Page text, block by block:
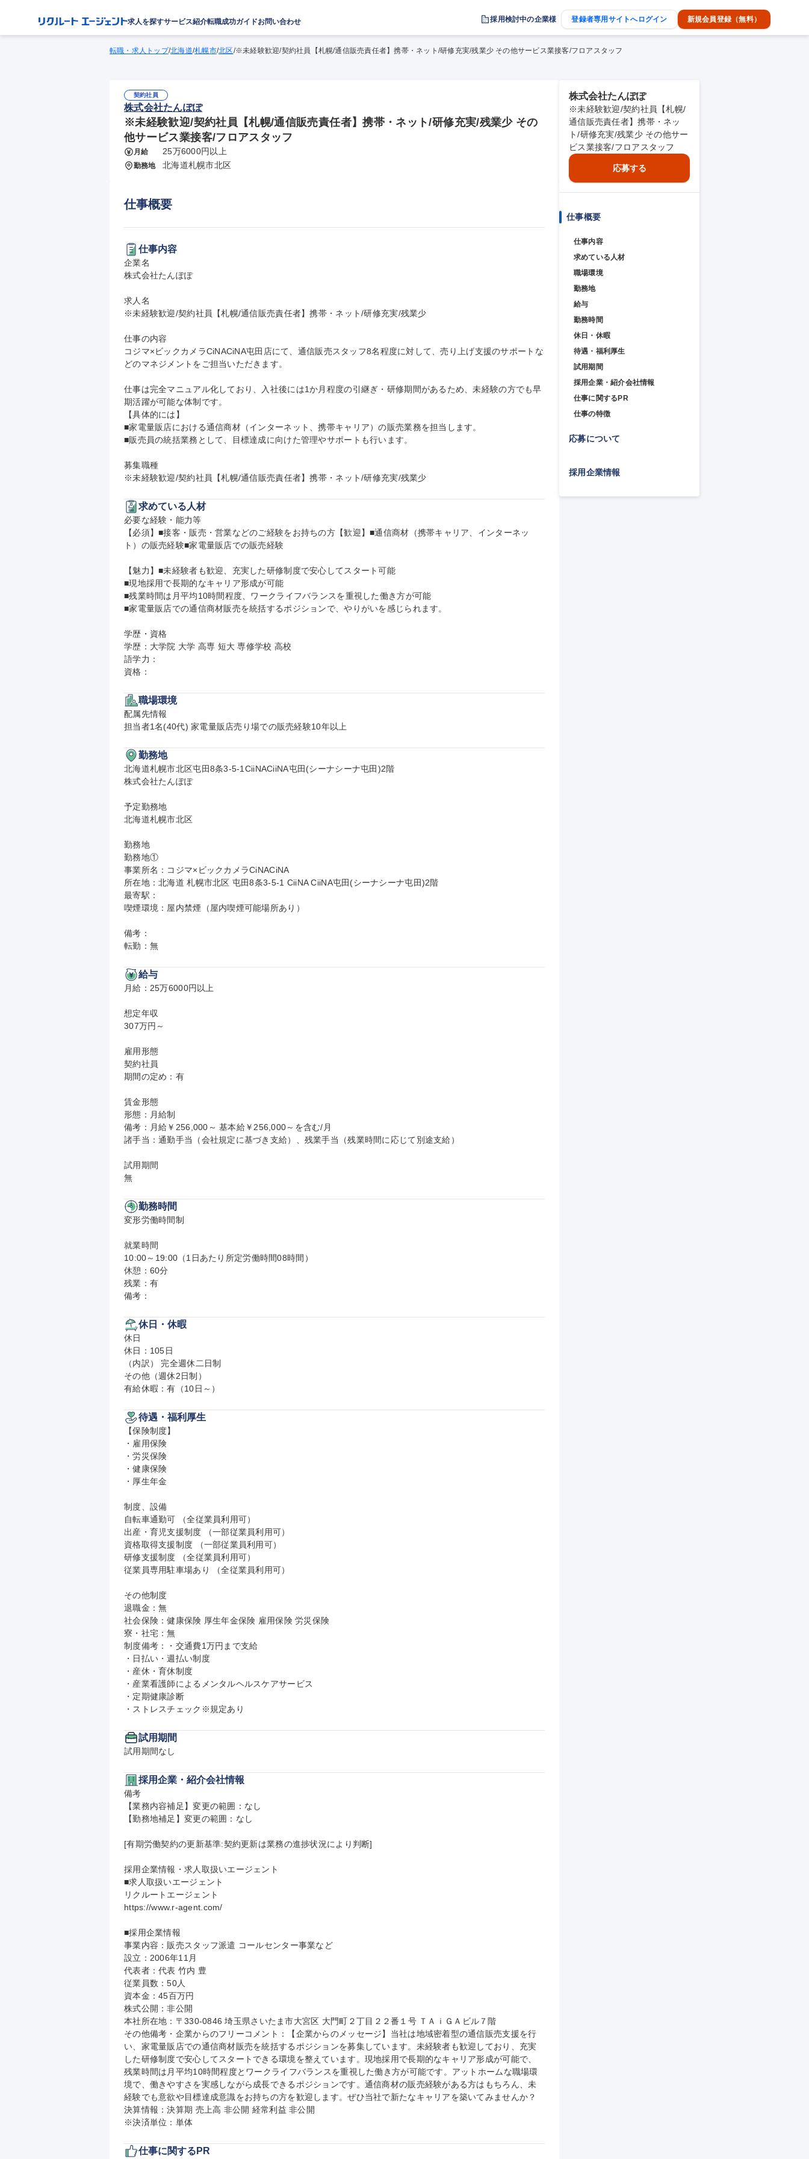
求人を探すサービス紹介転職成功ガイドお問い合わせ 採用検討中の企業様 登録者専用サイトへログイン 新規会員登録（無料）
転職・求人トップ/北海道/札幌市/北区/※未経験歓迎/契約社員【札幌/通信販売責任者】携帯・ネット/研修充実/残業少 その他サービス業接客/フロアスタッフ
契約社員
株式会社たんぽぽ
※未経験歓迎/契約社員【札幌/通信販売責任者】携帯・ネット/研修充実/残業少 その
他サービス業接客/フロアスタッフ
月給 25万6000円以上
勤務地 北海道札幌市北区
仕事概要
仕事内容
企業名
株式会社たんぽぽ
求人名
※未経験歓迎/契約社員【札幌/通信販売責任者】携帯・ネット/研修充実/残業少
仕事の内容
コジマ×ビックカメラCiNACiNA屯田店にて、通信販売スタッフ8名程度に対して、売り上げ支援のサポートな
どのマネジメントをご担当いただきます。
仕事は完全マニュアル化しており、入社後には1か月程度の引継ぎ・研修期間があるため、未経験の方でも早
期活躍が可能な体制です。
【具体的には】
■家電量販店における通信商材（インターネット、携帯キャリア）の販売業務を担当します。
■販売員の統括業務として、目標達成に向けた管理やサポートも行います。
募集職種
※未経験歓迎/契約社員【札幌/通信販売責任者】携帯・ネット/研修充実/残業少
求めている人材
必要な経験・能力等
【必須】■接客・販売・営業などのご経験をお持ちの方【歓迎】■通信商材（携帯キャリア、インターネッ
ト）の販売経験■家電量販店での販売経験
【魅力】■未経験者も歓迎、充実した研修制度で安心してスタート可能
■現地採用で長期的なキャリア形成が可能
■残業時間は月平均10時間程度、ワークライフバランスを重視した働き方が可能
■家電量販店での通信商材販売を統括するポジションで、やりがいを感じられます。
学歴・資格
学歴：大学院 大学 高専 短大 専修学校 高校
語学力：
資格：
職場環境
配属先情報
担当者1名(40代) 家電量販店売り場での販売経験10年以上
勤務地
北海道札幌市北区屯田8条3-5-1CiiNACiiNA屯田(シーナシーナ屯田)2階
株式会社たんぽぽ
予定勤務地
北海道札幌市北区
勤務地
勤務地①
事業所名：コジマ×ビックカメラCiNACiNA
所在地：北海道 札幌市北区 屯田8条3-5-1 CiiNA CiiNA屯田(シーナシーナ屯田)2階
最寄駅：
喫煙環境：屋内禁煙（屋内喫煙可能場所あり）
備考：
転勤：無
給与
月給：25万6000円以上
想定年収
307万円～
雇用形態
契約社員
期間の定め：有
賃金形態
形態：月給制
備考：月給￥256,000～ 基本給￥256,000～を含む/月
諸手当：通勤手当（会社規定に基づき支給）、残業手当（残業時間に応じて別途支給）
試用期間
無
勤務時間
変形労働時間制
就業時間
10:00～19:00（1日あたり所定労働時間08時間）
休憩：60分
残業：有
備考：
休日・休暇
休日
休日：105日
（内訳） 完全週休二日制
その他（週休2日制）
有給休暇：有（10日～）
待遇・福利厚生
【保険制度】
・雇用保険
・労災保険
・健康保険
・厚生年金
制度、設備
自転車通勤可 （全従業員利用可）
出産・育児支援制度 （一部従業員利用可）
資格取得支援制度 （一部従業員利用可）
研修支援制度 （全従業員利用可）
従業員専用駐車場あり （全従業員利用可）
その他制度
退職金：無
社会保険：健康保険 厚生年金保険 雇用保険 労災保険
寮・社宅：無
制度備考：・交通費1万円まで支給
・日払い・週払い制度
・産休・育休制度
・産業看護師によるメンタルヘルスケアサービス
・定期健康診断
・ストレスチェック※規定あり
試用期間
試用期間なし
採用企業・紹介会社情報
備考
【業務内容補足】変更の範囲：なし
【勤務地補足】変更の範囲：なし
[有期労働契約の更新基準:契約更新は業務の進捗状況により判断]
採用企業情報・求人取扱いエージェント
■求人取扱いエージェント
リクルートエージェント
https://www.r-agent.com/
■採用企業情報
事業内容：販売スタッフ派遣 コールセンター事業など
設立：2006年11月
代表者：代表 竹内 豊
従業員数：50人
資本金：45百万円
株式公開：非公開
本社所在地：〒330-0846 埼玉県さいたま市大宮区 大門町２丁目２２番１号 ＴＡｉＧＡビル７階
その他備考・企業からのフリーコメント：【企業からのメッセージ】当社は地域密着型の通信販売支援を行
い、家電量販店での通信商材販売を統括するポジションを募集しています。未経験者も歓迎しており、充実
した研修制度で安心してスタートできる環境を整えています。現地採用で長期的なキャリア形成が可能で、
残業時間は月平均10時間程度とワークライフバランスを重視した働き方が可能です。アットホームな職場環
境で、働きやすさを実感しながら成長できるポジションです。通信商材の販売経験がある方はもちろん、未
経験でも意欲や目標達成意識をお持ちの方を歓迎します。ぜひ当社で新たなキャリアを築いてみませんか？
決算情報：決算期 売上高 非公開 経常利益 非公開
※決済単位：単体
仕事に関するPR
株式会社たんぽぽ
※未経験歓迎/契約社員【札幌/
通信販売責任者】携帯・ネッ
ト/研修充実/残業少 その他サー
ビス業接客/フロアスタッフ
応募する
仕事概要
仕事内容
求めている人材
職場環境
勤務地
給与
勤務時間
休日・休暇
待遇・福利厚生
試用期間
採用企業・紹介会社情報
仕事に関するPR
仕事の特徴
応募について
採用企業情報